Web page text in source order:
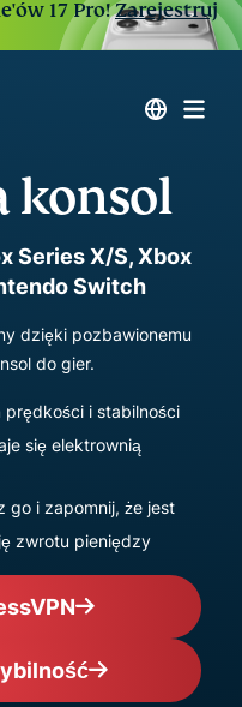
17 Pro!Zarejestruj
konsol
Series X/S, Xbox
Switch
dzięki pozbawionemu
do gier.
i stabilności
się elektrownią
go i zapomnij, że jest
zwrotu pieniędzy